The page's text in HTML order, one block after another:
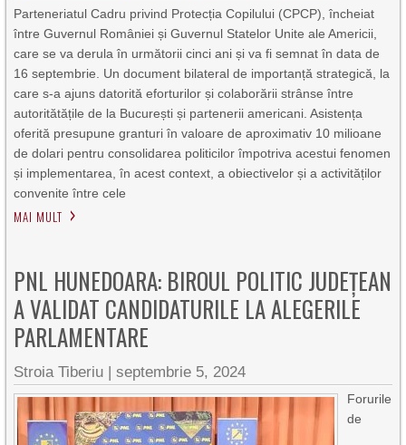
Parteneriatul Cadru privind Protecția Copilului (CPCP), încheiat
între Guvernul României și Guvernul Statelor Unite ale Americii,
care se va derula în următorii cinci ani și va fi semnat în data de
16 septembrie. Un document bilateral de importanță strategică, la
care s-a ajuns datorită eforturilor și colaborării strânse între
autoritătățile de la București și partenerii americani. Asistența
oferită presupune granturi în valoare de aproximativ 10 milioane
de dolari pentru consolidarea politicilor împotriva acestui fenomen
și implementarea, în acest context, a obiectivelor și a activităților
convenite între cele
MAI MULT
PNL HUNEDOARA: BIROUL POLITIC JUDEȚEAN
A VALIDAT CANDIDATURILE LA ALEGERILE
PARLAMENTARE
Stroia Tiberiu |septembrie 5, 2024
Forurile
de